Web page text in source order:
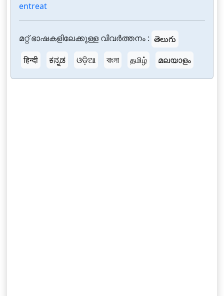
entreat
മറ്റ് ഭാഷകളിലേക്കുള്ള വിവർത്തനം : తెలుగు
हिन्दी
ಕನ್ನಡ ଓଡ଼ିଆ বাংলা தமிழ் മലയാളം